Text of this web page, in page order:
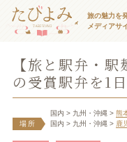
旅の魅力を
メディアサ
【旅と駅弁・
の受賞駅弁を1
場所
国内 > 九州・沖縄 > 熊
国内 > 九州・沖縄 > 鹿